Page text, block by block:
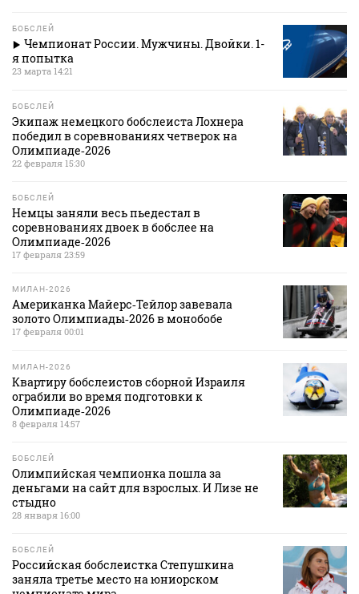
БОБСЛЕЙ
Чемпионат России. Мужчины. Двойки. 1-
я попытка
23 марта 14:21
БОБСЛЕЙ
Экипаж немецкого бобслеиста Лохнера
победил в соревнованиях четверок на
Олимпиаде‑2026
22 февраля 15:30
БОБСЛЕЙ
Немцы заняли весь пьедестал в
соревнованиях двоек в бобслее на
Олимпиаде‑2026
17 февраля 23:59
МИЛАН-2026
Американка Майерс‑Тейлор завевала
золото Олимпиады‑2026 в монобобе
17 февраля 00:01
МИЛАН-2026
Квартиру бобслеистов сборной Израиля
ограбили во время подготовки к
Олимпиаде‑2026
8 февраля 14:57
БОБСЛЕЙ
Олимпийская чемпионка пошла за
деньгами на сайт для взрослых. И Лизе не
стыдно
28 января 16:00
БОБСЛЕЙ
Российская бобслеистка Степушкина
заняла третье место на юниорском